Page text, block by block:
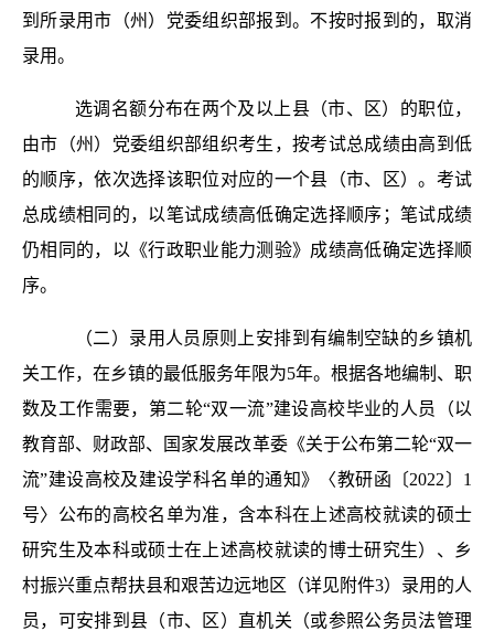
到所录用市（州）党委组织部报到。不按时报到的，取消
录用。
选调名额分布在两个及以上县（市、区）的职位，
由市（州）党委组织部组织考生，按考试总成绩由高到低
的顺序，依次选择该职位对应的一个县（市、区）。考试
总成绩相同的，以笔试成绩高低确定选择顺序；笔试成绩
仍相同的，以《行政职业能力测验》成绩高低确定选择顺
序。
（二）录用人员原则上安排到有编制空缺的乡镇机
关工作，在乡镇的最低服务年限为5年。根据各地编制、职
数及工作需要，第二轮“双一流”建设高校毕业的人员（以
教育部、财政部、国家发展改革委《关于公布第二轮“双一
流”建设高校及建设学科名单的通知》〈教研函〔2022〕1
号〉公布的高校名单为准，含本科在上述高校就读的硕士
研究生及本科或硕士在上述高校就读的博士研究生）、乡
村振兴重点帮扶县和艰苦边远地区（详见附件3）录用的人
员，可安排到县（市、区）直机关（或参照公务员法管理